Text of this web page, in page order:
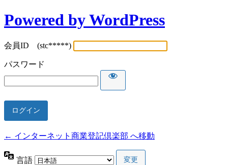
Powered by WordPress
会員ID (stc*****)
パスワード
← インターネット商業登記倶楽部 へ移動
言語